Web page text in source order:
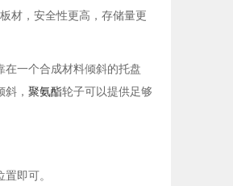
材，安全性更高，存储量更
在一个合成材料倾斜的托盘
， 聚氨酯轮子可以提供足够
即可。